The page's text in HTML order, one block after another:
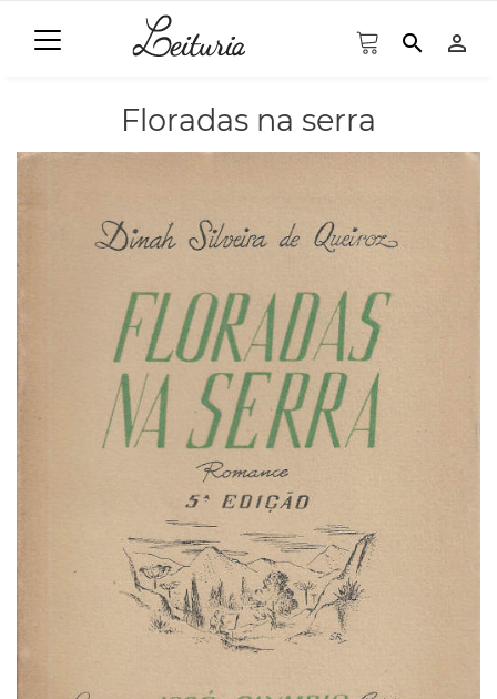
search person_outline
Floradas na serra